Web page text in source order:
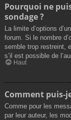
Pourquoi ne
sondage ?
La limite d’options
forum. Si le nombre
semble trop restreint,
s’il est possible de
Haut
Comment puis-
Comme pour les
par leur auteur, les